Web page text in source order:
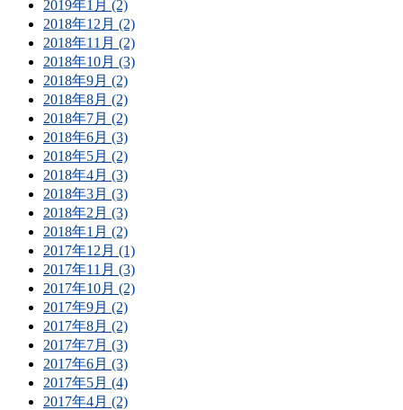
2019年1月 (2)
2018年12月 (2)
2018年11月 (2)
2018年10月 (3)
2018年9月 (2)
2018年8月 (2)
2018年7月 (2)
2018年6月 (3)
2018年5月 (2)
2018年4月 (3)
2018年3月 (3)
2018年2月 (3)
2018年1月 (2)
2017年12月 (1)
2017年11月 (3)
2017年10月 (2)
2017年9月 (2)
2017年8月 (2)
2017年7月 (3)
2017年6月 (3)
2017年5月 (4)
2017年4月 (2)